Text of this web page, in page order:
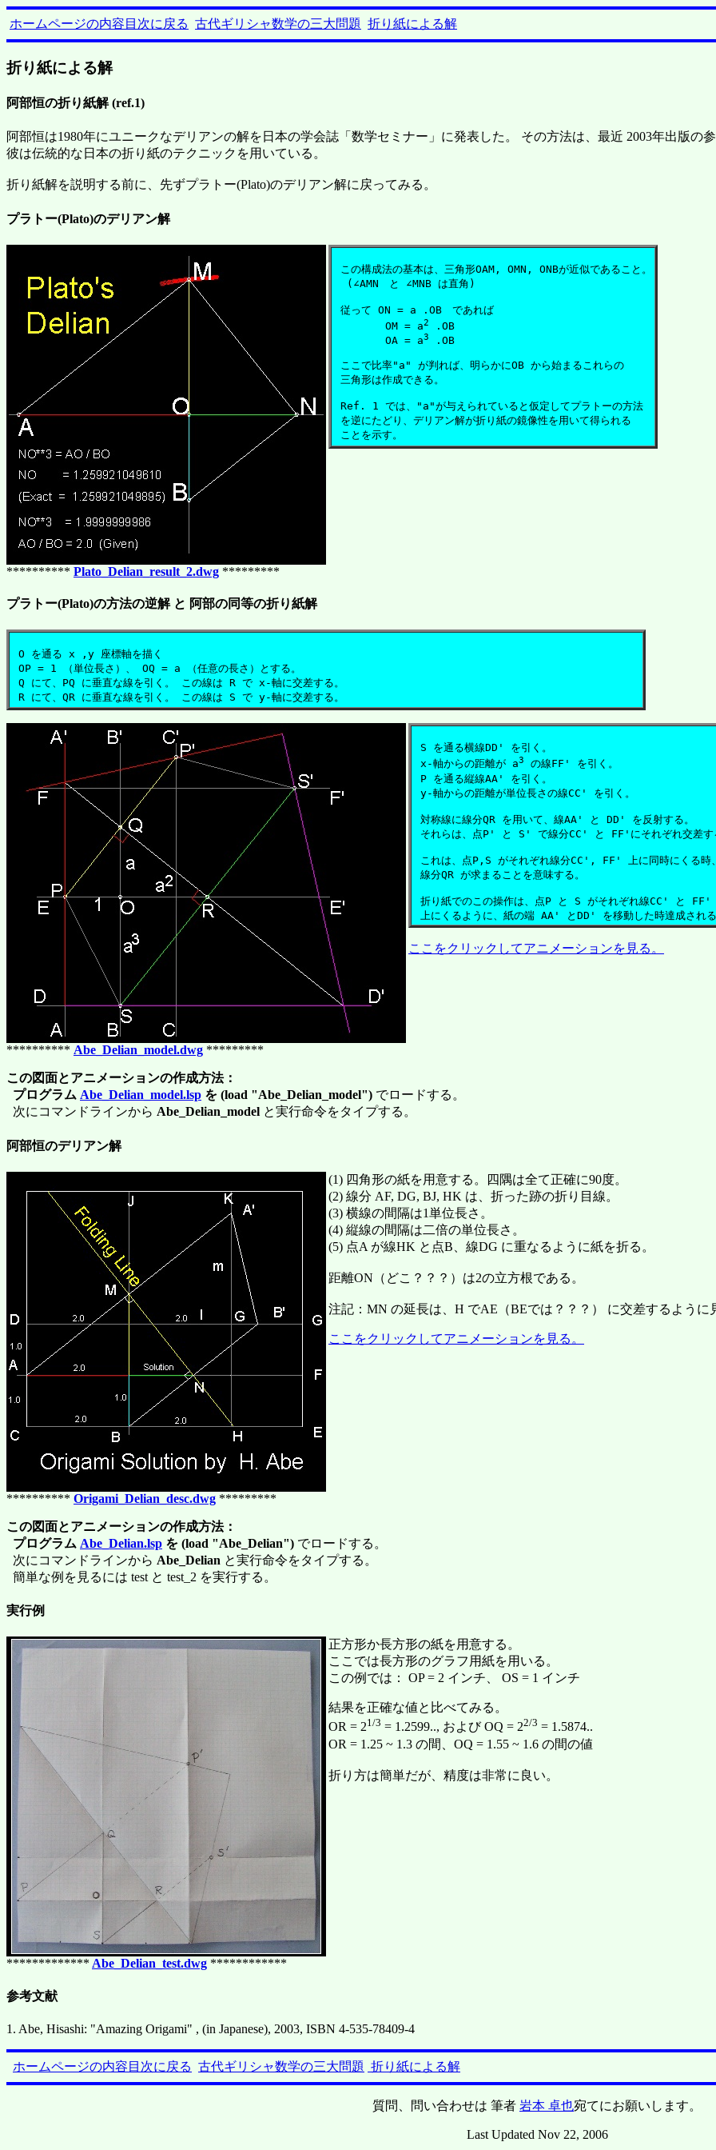
ホームページの内容目次に戻る 古代ギリシャ数学の三大問題 折り紙による解
折り紙による解
阿部恒の折り紙解 (ref.1)
阿部恒は1980年にユニークなデリアンの解を日本の学会誌「数学セミナー」に発表した。 その方法は、最近 2003年出版の
彼は伝統的な日本の折り紙のテクニックを用いている。
折り紙解を説明する前に、先ずプラトー(Plato)のデリアン解に戻ってみる。
プラトー(Plato)のデリアン解
この構成法の基本は、三角形OAM, OMN, ONBが近似であること。
  (∠AMN　と ∠MNB は直角)
従って ON = a .OB　であれば
  	OM = a
2
.OB
	OA = a
3 .OB
ここで比率"a" が判れば、明らかにOB から始まるこれらの
三角形は作成できる。
Ref. 1 では、"a"が与えられていると仮定してプラトーの方法
を逆にたどり、デリアン解が折り紙の鏡像性を用いて得られる
********** Plato_Delian_result_2.dwg *********
プラトー(Plato)の方法の逆解 と 阿部の同等の折り紙解
O を通る x ,y 座標軸を描く
OP = 1 （単位長さ）、 OQ = a （任意の長さ）とする。
Q にて、PQ に垂直な線を引く。 この線は R で x-軸に交差する。
S を通る横線DD' を引く。
x-軸からの距離が a3
の線FF' を引く。
P を通る縦線AA' を引く。
y-軸からの距離が単位長さの線CC' を引く。
対称線に線分QR を用いて、線AA' と DD' を反射する。
それらは、点P' と S' で線分CC' と FF'にそれぞれ交差す
これは、点P,S がそれぞれ線分CC', FF' 上に同時にくる時、
線分QR が求まることを意味する。
折り紙でのこの操作は、点P と S がそれぞれ線CC' と FF'
ここをクリックしてアニメーションを見る。
********** Abe_Delian_model.dwg *********
この図面とアニメーションの作成方法：
プログラム Abe_Delian_model.lsp を (load "Abe_Delian_model") でロードする。
次にコマンドラインから Abe_Delian_model と実行命令をタイプする。
阿部恒のデリアン解
(1) 四角形の紙を用意する。四隅は全て正確に90度。
(2) 線分 AF, DG, BJ, HK は、折った跡の折り目線。
(3) 横線の間隔は1単位長さ。
(4) 縦線の間隔は二倍の単位長さ。
(5) 点A が線HK と点B、線DG に重なるように紙を折る。
距離ON（どこ？？？）は2の立方根である。
注記：MN の延長は、H でAE（BEでは？？？） に交差するように
ここをクリックしてアニメーションを見る。
********** Origami_Delian_desc.dwg *********
この図面とアニメーションの作成方法：
プログラム Abe_Delian.lsp を (load "Abe_Delian") でロードする。
次にコマンドラインから Abe_Delian と実行命令をタイプする。
簡単な例を見るには test と test_2 を実行する。
実行例
正方形か長方形の紙を用意する。
ここでは長方形のグラフ用紙を用いる。
この例では： OP = 2 インチ、 OS = 1 インチ
結果を正確な値と比べてみる。
OR = 21/3 = 1.2599.., および OQ = 22/3 = 1.5874..
OR = 1.25 ~ 1.3 の間、OQ = 1.55 ~ 1.6 の間の値
折り方は簡単だが、精度は非常に良い。
************* Abe_Delian_test.dwg ************
参考文献
1. Abe, Hisashi: "Amazing Origami" , (in Japanese), 2003, ISBN 4-535-78409-4
ホームページの内容目次に戻る 古代ギリシャ数学の三大問題 折り紙による解
質問、問い合わせは 筆者 岩本 卓也宛てにお願いします。
Last Updated Nov 22, 2006